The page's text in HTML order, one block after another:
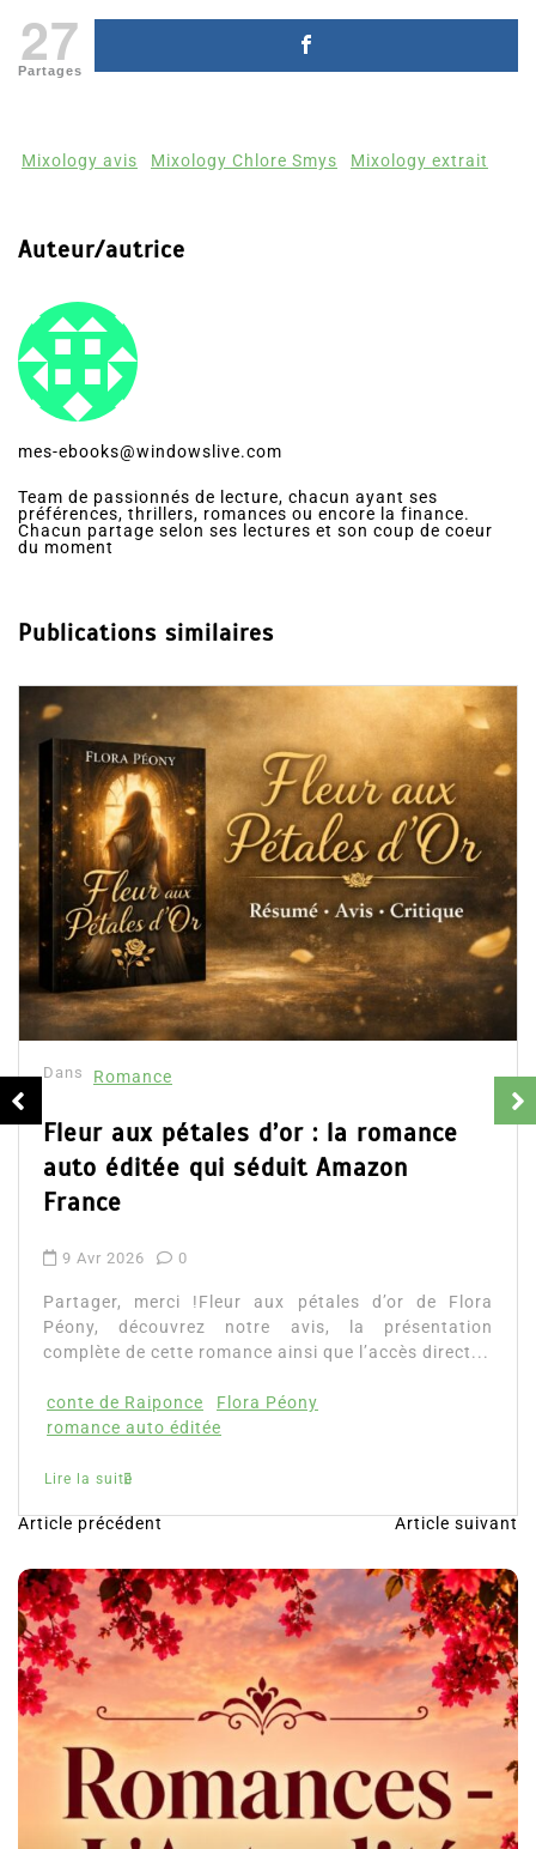
27
Partages
Mixology avis Mixology Chlore Smys Mixology extrait
Auteur/autrice
mes-ebooks@windowslive.com
Team de passionnés de lecture, chacun ayant ses
préférences, thrillers, romances ou encore la finance.
Chacun partage selon ses lectures et son coup de coeur
du moment
Publications similaires
Dans Romance
Collector Dear You (Intégrale) –
résumé et avis
d’Emily Blaine. Voici le résumé du roman, les avis
ainsi que l’accès direct au livre. Partager,...
Lire la suite
N
a
v
i
g
a
t
Article précédent Article suivant